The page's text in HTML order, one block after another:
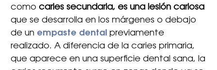
comocaries secundaria, es una lesión cariosa
que se desarrolla en los márgenes o debajo
de un empaste dental previamente
realizado. A diferencia de la caries primaria,
que aparece en una superficie dental sana, la